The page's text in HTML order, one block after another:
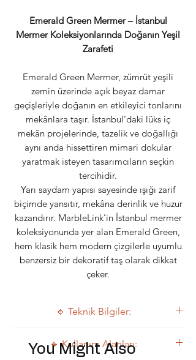
Emerald Green Mermer – İstanbul
Mermer Koleksiyonlarında Doğanın Yeşil
Zarafeti
Emerald Green Mermer, zümrüt yeşili
zemin üzerinde açık beyaz damar
geçişleriyle doğanın en etkileyici tonlarını
mekânlara taşır. İstanbul’daki lüks iç
mekân projelerinde, tazelik ve doğallığı
aynı anda hissettiren mimari dokular
yaratmak isteyen tasarımcıların seçkin
tercihidir.
Yarı saydam yapısı sayesinde ışığı zarif
biçimde yansıtır, mekâna derinlik ve huzur
kazandırır. MarbleLink’in İstanbul mermer
koleksiyonunda yer alan Emerald Green,
hem klasik hem modern çizgilerle uyumlu
benzersiz bir dekoratif taş olarak dikkat
çeker.
🔹 Teknik Bilgiler:
geçişleri
🔹 Kullanım Alanları:
You Might Also